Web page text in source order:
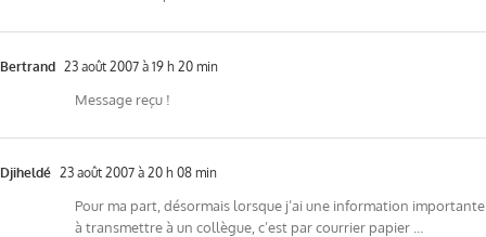
Bertrand 23 août 2007 à 19 h 20 min
Message reçu !
Djiheldé 23 août 2007 à 20 h 08 min
Pour ma part, désormais lorsque j’ai une information importante
à transmettre à un collègue, c’est par courrier papier …